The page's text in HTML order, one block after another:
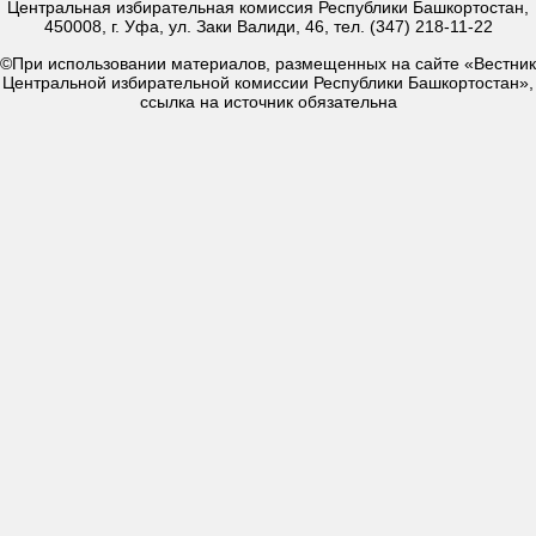
Центральная избирательная комиссия Республики Башкортостан,
450008, г. Уфа, ул. Заки Валиди, 46, тел. (347) 218-11-22
©При использовании материалов, размещенных на сайте «Вестник
Центральной избирательной комиссии Республики Башкортостан»,
ссылка на источник обязательна